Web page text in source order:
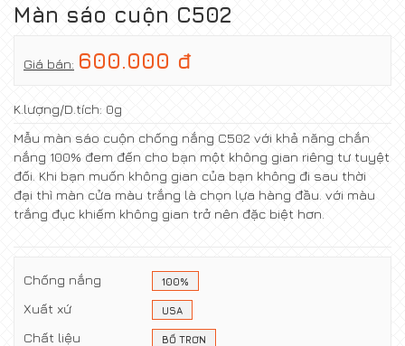
Màn sáo cuộn C502
Giá bán: 600.000 đ
K.lượng/D.tích: 0g
Mẫu màn sáo cuộn chống nắng C502 với khả năng chắn
nắng 100% đem đến cho bạn một không gian riêng tư tuyệt
đối. Khi bạn muốn không gian của bạn không đi sau thời
đại thì màn cửa màu trắng là chọn lựa hàng đầu. với màu
trắng đục khiếm không gian trở nên đặc biệt hơn.
Chống nắng 100%
Xuất xứ USA
Chất liệu BỐ TRƠN